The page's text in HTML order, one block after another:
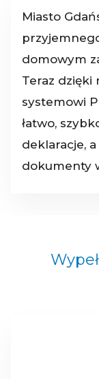
Miasto
domowym
Teraz
systemowi
łatwo,
deklaracje,
dokumenty